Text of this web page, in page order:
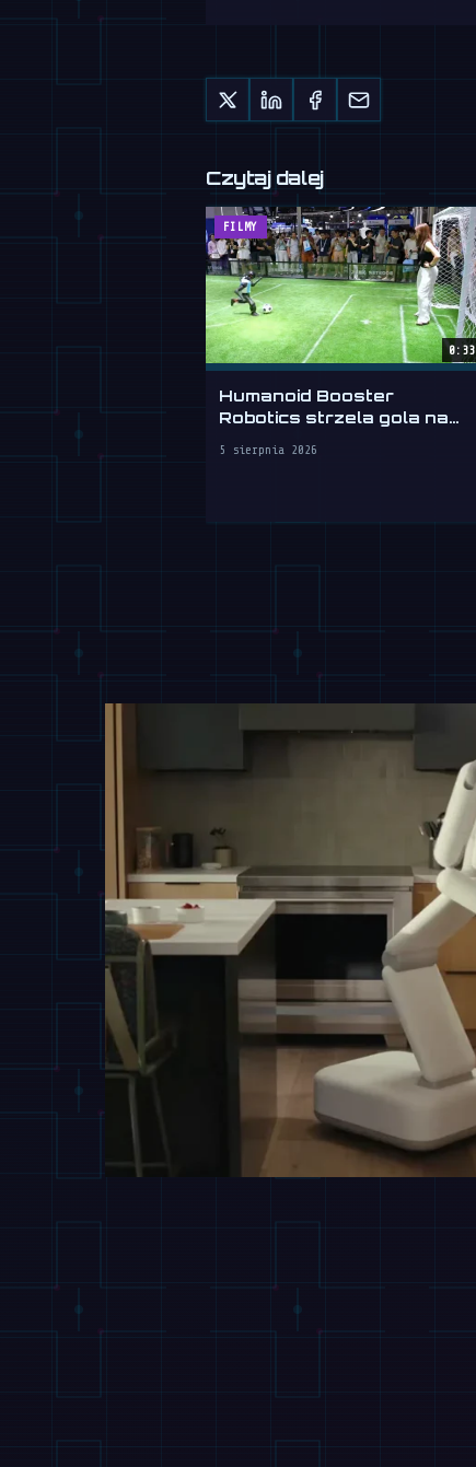
Czytaj dalej
FILMY
0:33
Humanoid Booster
Robotics strzela gola na
5 sierpnia 2026